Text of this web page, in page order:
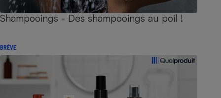
Shampooings - Des shampooings au poil !
BRÈVE